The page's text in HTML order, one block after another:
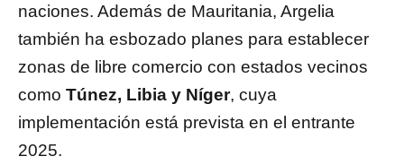
naciones. Además de Mauritania, Argelia
también ha esbozado planes para establecer
zonas de libre comercio con estados vecinos
como Túnez, Libia y Níger, cuya
implementación está prevista en el entrante
2025.